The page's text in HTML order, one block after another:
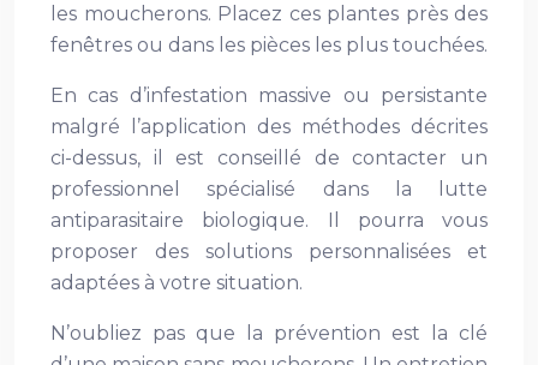
les moucherons. Placez ces plantes près des
fenêtres ou dans les pièces les plus touchées.
En cas d’infestation massive ou persistante
malgré l’application des méthodes décrites
ci-dessus, il est conseillé de contacter un
professionnel spécialisé dans la lutte
antiparasitaire biologique. Il pourra vous
proposer des solutions personnalisées et
adaptées à votre situation.
N’oubliez pas que la prévention est la clé